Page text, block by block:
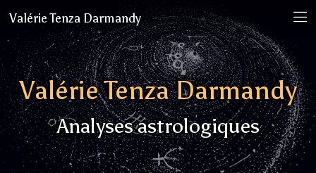
Valérie Tenza Darmandy
Valérie Tenza Darmandy
Analyses astrologiques